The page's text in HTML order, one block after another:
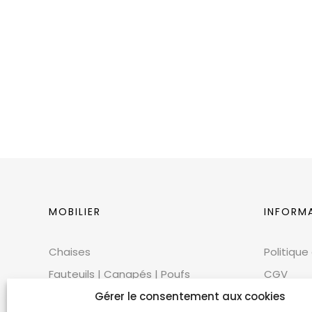
Gérer le consentement aux cookies
MOBILIER
Chaises
Fauteuils | Canapés | Poufs
Mobilier extérieur
CGV
CGU